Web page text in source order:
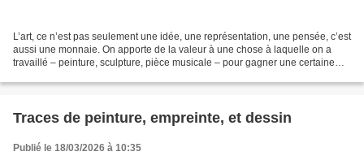
L’art, ce n’est pas seulement une idée, une représentation, une pensée, c’est
aussi une monnaie. On apporte de la valeur à une chose à laquelle on a
travaillé – peinture, sculpture, pièce musicale – pour gagner une certaine
Traces de peinture, empreinte, et dessin
Publié le 18/03/2026 à 10:35